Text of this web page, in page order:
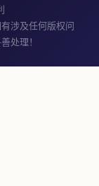
涉及任何版权问
处理！